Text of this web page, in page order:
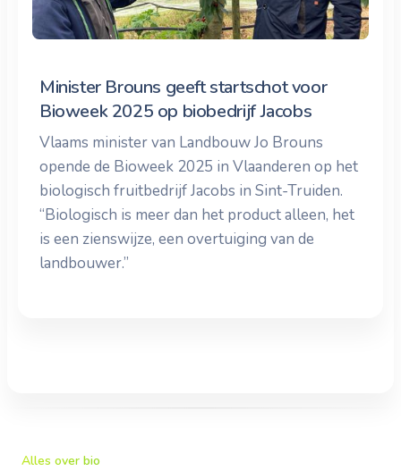
Minister Brouns geeft startschot voor
Bioweek 2025 op biobedrijf Jacobs
Vlaams minister van Landbouw Jo Brouns
opende de Bioweek 2025 in Vlaanderen op het
biologisch fruitbedrijf Jacobs in Sint-Truiden.
“Biologisch is meer dan het product alleen, het
is een zienswijze, een overtuiging van de
landbouwer.”
Alles over bio